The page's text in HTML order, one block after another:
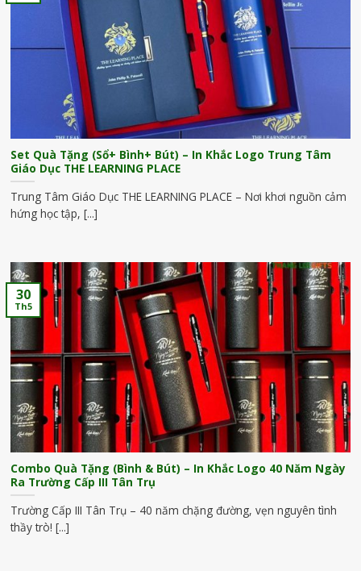
Set Quà Tặng (Sổ+ Bình+ Bút) – In Khắc Logo Trung Tâm
Giáo Dục THE LEARNING PLACE
Trung Tâm Giáo Dục THE LEARNING PLACE – Nơi khơi nguồn cảm
hứng học tập, [...]
Combo Quà Tặng (Bình & Bút) – In Khắc Logo 40 Năm Ngày
Ra Trường Cấp III Tân Trụ
Trường Cấp III Tân Trụ – 40 năm chặng đường, vẹn nguyên tình
thầy trò! [...]
30
Th5